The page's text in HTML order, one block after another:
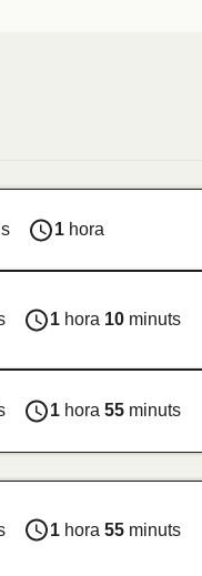
1 hora
1 hora 10 minuts
1 hora 55 minuts
1 hora 55 minuts